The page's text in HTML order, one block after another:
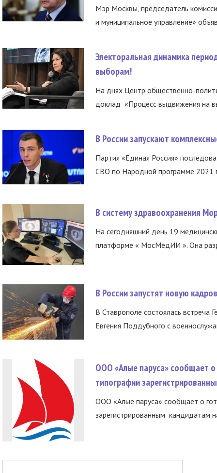
Мэр Москвы, председатель
и муниципальное управление»
Электоральная динамика
выборам!
На днях Центр общественно-
доклад «Процесс выдвижения на
В России запускают
Партия «Единая Россия»
СВО по Народной программе 2021
В систему здравоохранения
На сегодняшний день 19
платформе « МосМедИИ ». Она
В России запустят новую
В Ставрополе состоялась встреча
Евгения Поддубного с
ООО «Алые паруса» сообщает о
типографии
ООО «Алые паруса» сообщает о
зарегистрированным кандидатам